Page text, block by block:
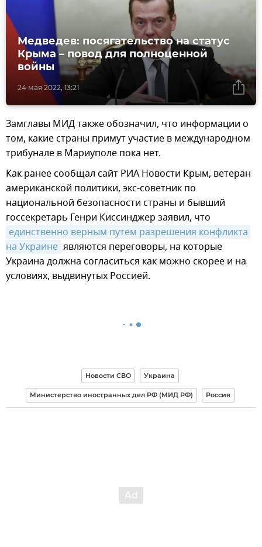
24 мая 2022, 13:21
Медведев: посягательство на статус
Крыма – повод для полноценной
войны
Замглавы МИД также обозначил, что информации о
том, какие страны примут участие в международном
трибунале в Мариуполе пока нет.
Как ранее сообщал сайт РИА Новости Крым, ветеран
американской политики, экс-советник по
национальной безопасности страны и бывший
госсекретарь Генри Киссинджер заявил, что
единственно верным путем разрешения конфликта
на Украине являются переговоры, на которые
Украина должна согласиться как можно скорее и на
условиях, выдвинутых Россией.
Новости СВО Украина
Министерство иностранных дел РФ (МИД РФ) Россия